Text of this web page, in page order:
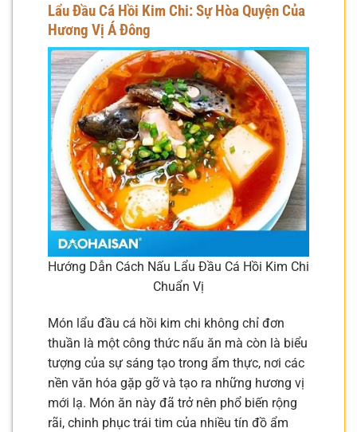
Lẩu Đầu Cá Hồi Kim Chi: Sự Hòa Quyện Của
Hương Vị Á Đông
Hướng Dẫn Cách Nấu Lẩu Đầu Cá Hồi Kim Chi
Chuẩn Vị
Món lẩu đầu cá hồi kim chi không chỉ đơn
thuần là một công thức nấu ăn mà còn là biểu
tượng của sự sáng tạo trong ẩm thực, nơi các
nền văn hóa gặp gỡ và tạo ra những hương vị
mới lạ. Món ăn này đã trở nên phổ biến rộng
rãi, chinh phục trái tim của nhiều tín đồ ẩm